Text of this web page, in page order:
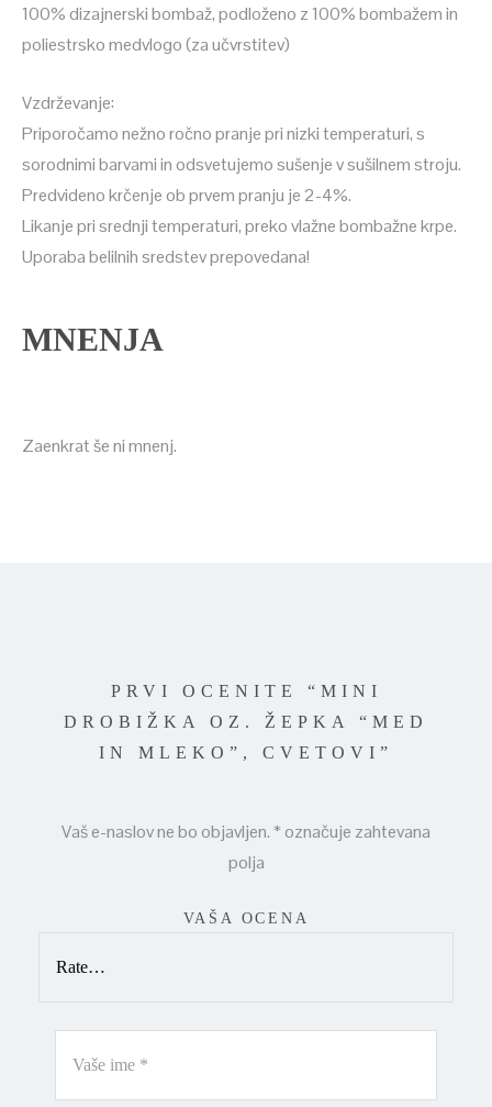
100% dizajnerski bombaž, podloženo z 100% bombažem in
poliestrsko medvlogo (za učvrstitev)
Vzdrževanje:
Priporočamo nežno ročno pranje pri nizki temperaturi, s
sorodnimi barvami in odsvetujemo sušenje v sušilnem stroju.
Predvideno krčenje ob prvem pranju je 2-4%.
Likanje pri srednji temperaturi, preko vlažne bombažne krpe.
Uporaba belilnih sredstev prepovedana!
MNENJA
Zaenkrat še ni mnenj.
PRVI OCENITE “MINI
DROBIŽKA OZ. ŽEPKA “MED
IN MLEKO”, CVETOVI”
Vaš e-naslov ne bo objavljen.* označuje zahtevana
polja
VAŠA OCENA